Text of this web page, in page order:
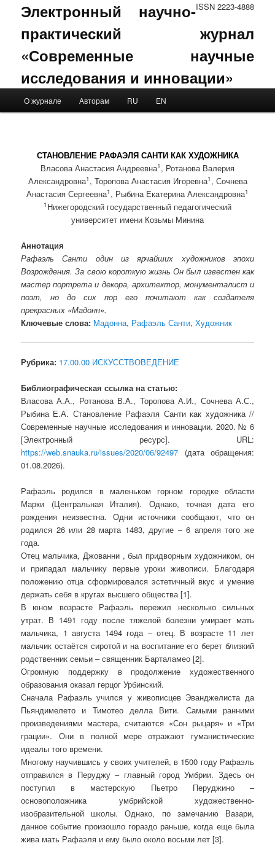
ISSN 2223-4888
Электронный научно-
практический журнал
«Современные научные
исследования и инновации»
Skip to primary content
Skip to secondary content
О журнале Авторам RU EN
СТАНОВЛЕНИЕ РАФАЭЛЯ САНТИ КАК ХУДОЖНИКА
Власова Анастасия Андреевна1 , Ротанова Валерия
Александровна1 , Торопова Анастасия Игоревна1 , Сочнева
Анастасия Сергеевна1 , Рыбина Екатерина Александровна1
1 Нижегородский государственный педагогический
университет имени Козьмы Минина
Аннотация
Рафаэль Санти один из ярчайших художников эпохи
Возрождения. За свою короткую жизнь Он был известен как
мастер портрета и декора, архитектор, монументалист и
поэт, но до сих пор его почитают как создателя
прекрасных «Мадонн».
Ключевые слова: Мадонна, Рафаэль Санти,Художник
Рубрика: 17.00.00 ИСКУССТВОВЕДЕНИЕ
Библиографическая ссылка на статью:
Власова А.А., Ротанова В.А., Торопова А.И., Сочнева А.С.,
Рыбина Е.А. Становление Рафаэля Санти как художника //
Современные научные исследования и инновации. 2020. № 6
[Электронный ресурс]. URL:
https://web.snauka.ru/issues/2020/06/92497 (дата обращения:
01.08.2026).
Рафаэль родился в маленьком горном городке области
Марки (Центральная Италия). Однако, точная дата его
рождения неизвестна. Одни источники сообщают, что он
родился 26 или 28 марта 1483, другие – 6 апреля того же
года.
Отец мальчика, Джованни , был придворным художником, он
и припадал мальчику первые уроки живописи. Благодаря
положению отца сформировался эстетичный вкус и умение
держать себя в кругах высшего общества [1].
В юном возрасте Рафаэль пережил несколько сильных
утрат. В 1491 году после тяжелой болезни умирает мать
мальчика, 1 августа 1494 года – отец. В возрасте 11 лет
мальчик остаётся сиротой и на воспитание его берет близкий
родственник семьи – священник Барталамео [2].
Огромную поддержку в продолжение художественного
образования оказал герцог Урбинский.
Сначала Рафаэль учился у живописцев Эванджелиста да
Пьяндимелето и Тимотео делла Вити. Самыми ранними
произведениями мастера, считаются «Сон рыцаря» и «Три
грации». Они в полной мере отражают гуманистические
идеалы того времени.
Многому научившись у своих учителей, в 1500 году Рафаэль
отправился в Перуджу – главный город Умбрии. Здесь он
поступил в мастерскую Пьетро Перуджино –
основоположника умбрийской художественно-
изобразительной школы. Однако, по замечанию Вазари,
данное событие произошло гораздо раньше, когда еще была
жива мать Рафаэля и ему было около восьми лет [3].